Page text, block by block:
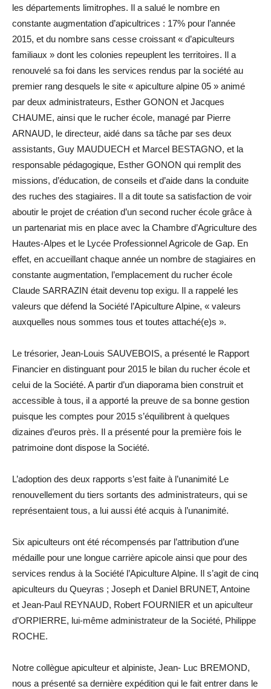
les départements limitrophes. Il a salué le nombre en
constante augmentation d’apicultrices : 17% pour l’année
2015, et du nombre sans cesse croissant « d’apiculteurs
familiaux » dont les colonies repeuplent les territoires. Il a
renouvelé sa foi dans les services rendus par la société au
premier rang desquels le site « apiculture alpine 05 » animé
par deux administrateurs, Esther GONON et Jacques
CHAUME, ainsi que le rucher école, managé par Pierre
ARNAUD, le directeur, aidé dans sa tâche par ses deux
assistants, Guy MAUDUECH et Marcel BESTAGNO, et la
responsable pédagogique, Esther GONON qui remplit des
missions, d’éducation, de conseils et d’aide dans la conduite
des ruches des stagiaires. Il a dit toute sa satisfaction de voir
aboutir le projet de création d’un second rucher école grâce à
un partenariat mis en place avec la Chambre d’Agriculture des
Hautes-Alpes et le Lycée Professionnel Agricole de Gap. En
effet, en accueillant chaque année un nombre de stagiaires en
constante augmentation, l’emplacement du rucher école
Claude SARRAZIN était devenu top exigu. Il a rappelé les
valeurs que défend la Société l’Apiculture Alpine, « valeurs
auxquelles nous sommes tous et toutes attaché(e)s ».
Le trésorier, Jean-Louis SAUVEBOIS, a présenté le Rapport
Financier en distinguant pour 2015 le bilan du rucher école et
celui de la Société. A partir d’un diaporama bien construit et
accessible à tous, il a apporté la preuve de sa bonne gestion
puisque les comptes pour 2015 s’équilibrent à quelques
dizaines d’euros près. Il a présenté pour la première fois le
patrimoine dont dispose la Société.
L’adoption des deux rapports s’est faite à l’unanimité Le
renouvellement du tiers sortants des administrateurs, qui se
représentaient tous, a lui aussi été acquis à l’unanimité.
Six apiculteurs ont été récompensés par l’attribution d’une
médaille pour une longue carrière apicole ainsi que pour des
services rendus à la Société l’Apiculture Alpine. Il s’agit de cinq
apiculteurs du Queyras ; Joseph et Daniel BRUNET, Antoine
et Jean-Paul REYNAUD, Robert FOURNIER et un apiculteur
d’ORPIERRE, lui-même administrateur de la Société, Philippe
ROCHE.
Notre collègue apiculteur et alpiniste, Jean- Luc BREMOND,
nous a présenté sa dernière expédition qui le fait entrer dans le